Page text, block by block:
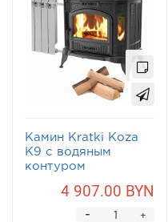
Камин Kratki Koza
K9 с водяным
контуром
4 907.00 BYN
+
-